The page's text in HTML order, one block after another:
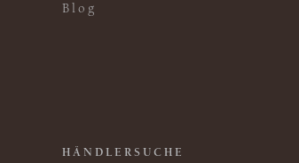
Blog
HÄNDLERSUCHE